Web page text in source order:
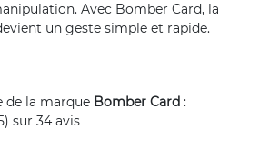
Avec Bomber Card, la
un geste simple et rapide.
de la marque Bomber Card :
sur 34 avis